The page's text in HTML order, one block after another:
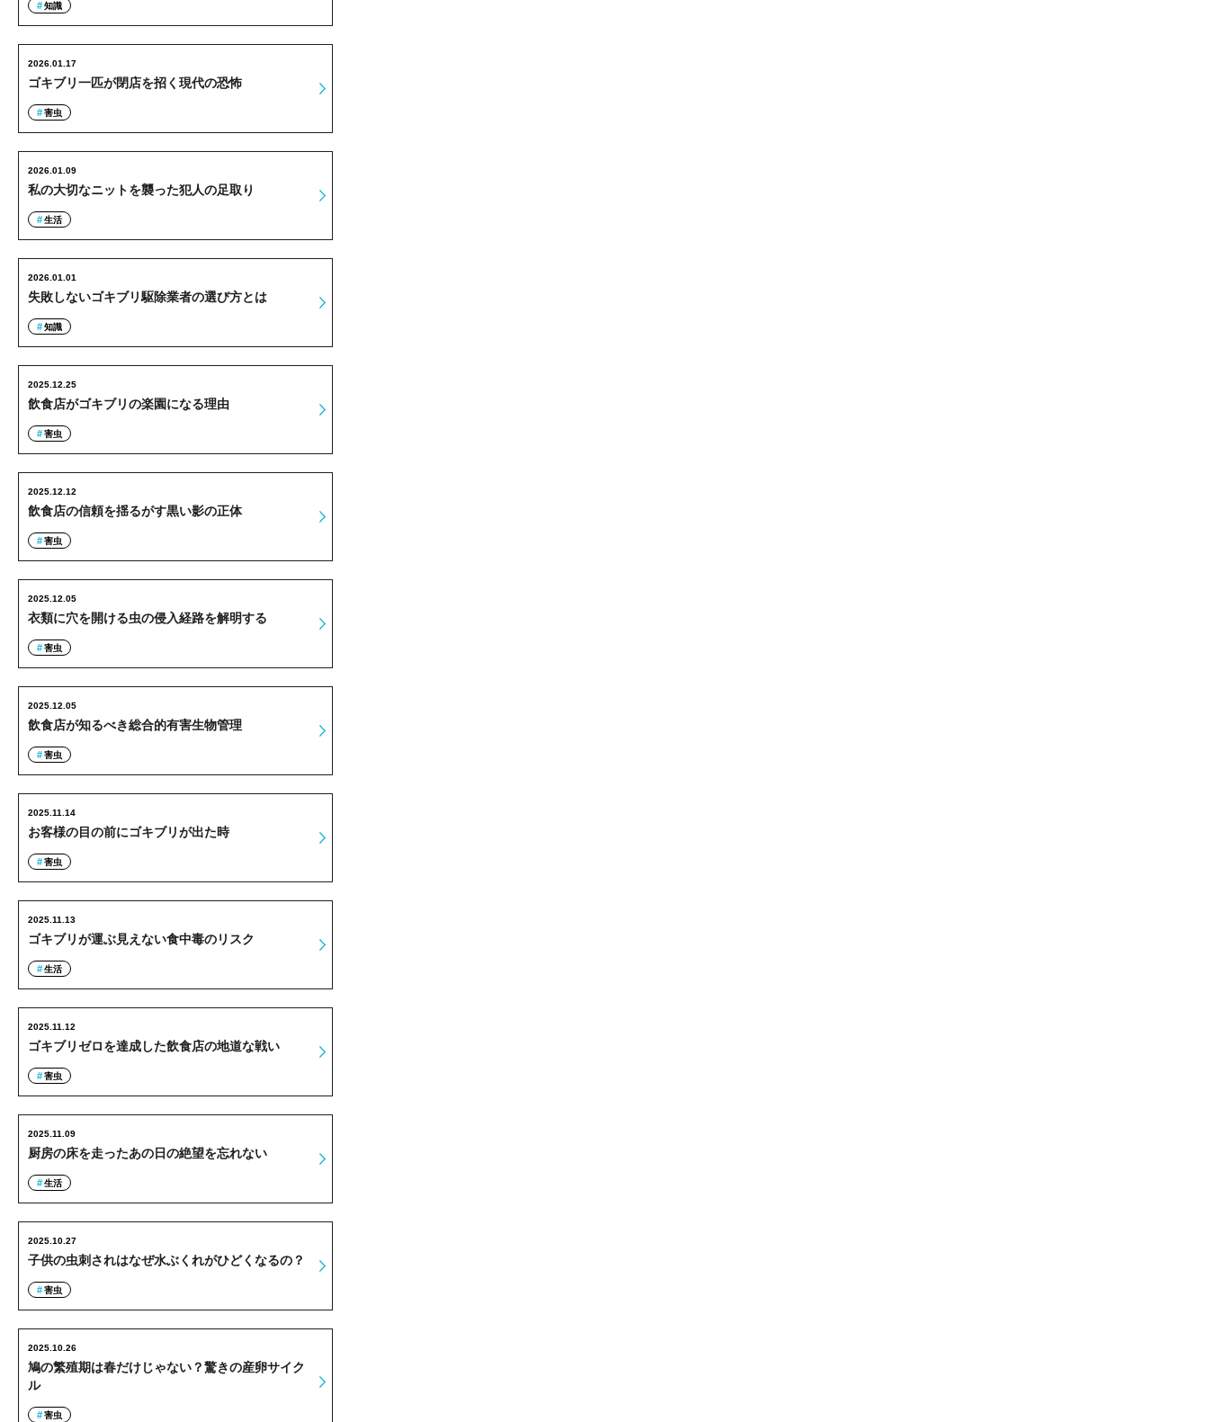
知識
ゴキブリ一匹が閉店を招く現代の恐怖
2026.01.17
害虫
私の大切なニットを襲った犯人の足取り
2026.01.09
生活
失敗しないゴキブリ駆除業者の選び方とは
2026.01.01
知識
飲食店がゴキブリの楽園になる理由
2025.12.25
害虫
飲食店の信頼を揺るがす黒い影の正体
2025.12.12
害虫
衣類に穴を開ける虫の侵入経路を解明する
2025.12.05
害虫
飲食店が知るべき総合的有害生物管理
2025.12.05
害虫
お客様の目の前にゴキブリが出た時
2025.11.14
害虫
ゴキブリが運ぶ見えない食中毒のリスク
2025.11.13
生活
ゴキブリゼロを達成した飲食店の地道な戦い
2025.11.12
害虫
厨房の床を走ったあの日の絶望を忘れない
2025.11.09
生活
子供の虫刺されはなぜ水ぶくれがひどくなるの？
2025.10.27
害虫
鳩の繁殖期は春だけじゃない？驚きの産卵サイク
ル
2025.10.26
害虫